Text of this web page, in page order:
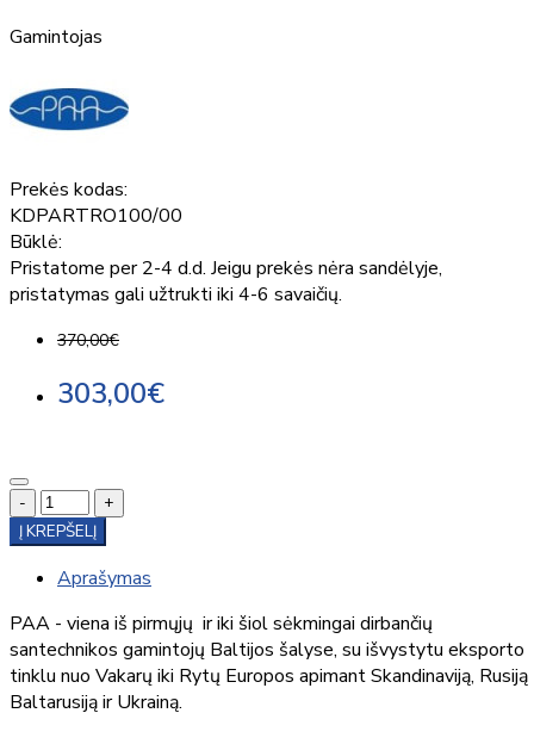
Gamintojas
Prekės kodas:
KDPARTRO100/00
Būklė:
Pristatome per 2-4 d.d. Jeigu prekės nėra sandėlyje,
pristatymas gali užtrukti iki 4-6 savaičių.
370,00€
303,00€
-
+
Į KREPŠELĮ
Aprašymas
PAA - viena iš pirmųjų ir iki šiol sėkmingai dirbančių
santechnikos gamintojų Baltijos šalyse, su išvystytu eksporto
tinklu nuo Vakarų iki Rytų Europos apimant Skandinaviją, Rusiją
Baltarusiją ir Ukrainą.